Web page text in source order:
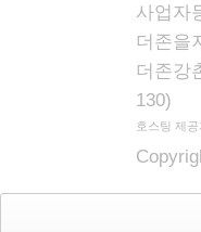
사업자
더존을
더존강
130)
호스팅 제